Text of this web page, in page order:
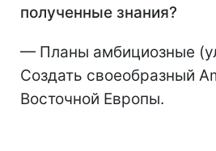
полученные знания?
— Планы амбициозные
Создать своеобразный
Восточной Европы.